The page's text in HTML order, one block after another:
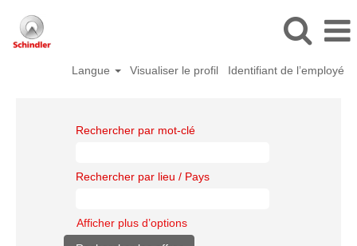
Langue Visualiser le profil Identifiant de l’employé
Rechercher par mot-clé
Rechercher par lieu / Pays
Afficher plus d’options